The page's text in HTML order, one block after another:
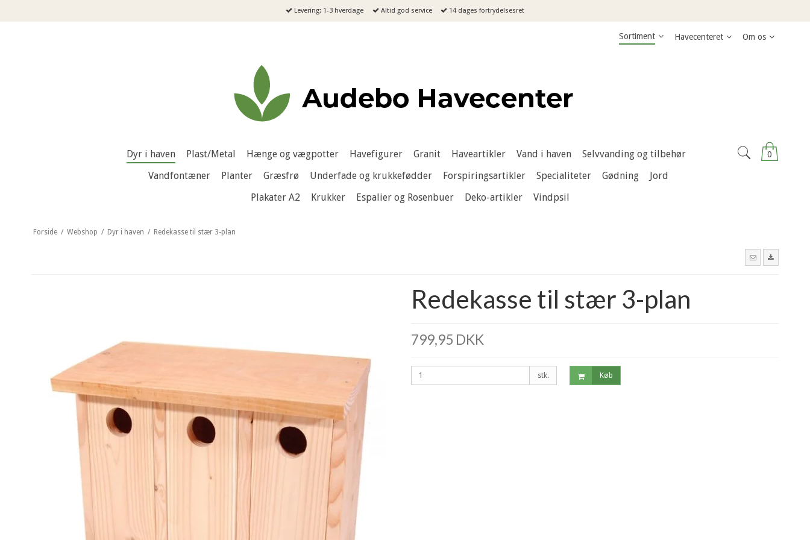
Levering: 1-3 hverdage Altid god service 14 dages fortrydelsesret
Sortiment Havecenteret Om os
0
Dyr i haven Plast/Metal Hænge og vægpotter Havefigurer Granit Haveartikler Vand i haven
Selvvanding og tilbehør
Vandfontæner
Planter Græsfrø Underfade og krukkefødder Forspiringsartikler Specialiteter Gødning
Jord
Plakater A2
Krukker Espalier og Rosenbuer Deko-artikler Vindpsil
Forside / Webshop / Dyr i haven / Redekasse til stær 3-plan
Redekasse til stær 3-plan
799,95 DKK
stk. Køb